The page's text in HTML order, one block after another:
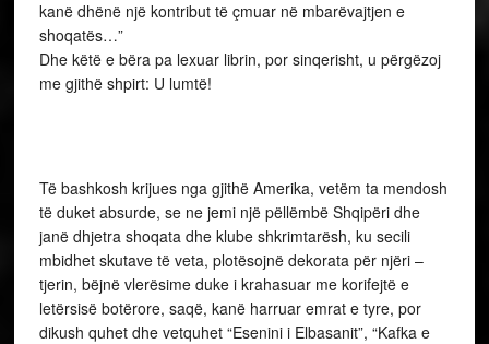
kanë dhënë një kontribut të çmuar në mbarëvajtjen e
shoqatës…”
Dhe këtë e bëra pa lexuar librin, por sinqerisht, u përgëzoj
me gjithë shpirt: U lumtë!
Të bashkosh krijues nga gjithë Amerika, vetëm ta mendosh
të duket absurde, se ne jemi një pëllëmbë Shqipëri dhe
janë dhjetra shoqata dhe klube shkrimtarësh, ku secili
mbidhet skutave të veta, plotësojnë dekorata për njëri –
tjerin, bëjnë vlerësime duke i krahasuar me korifejtë e
letërsisë botërore, saqë, kanë harruar emrat e tyre, por
dikush quhet dhe vetquhet “Esenini i Elbasanit”, “Kafka e